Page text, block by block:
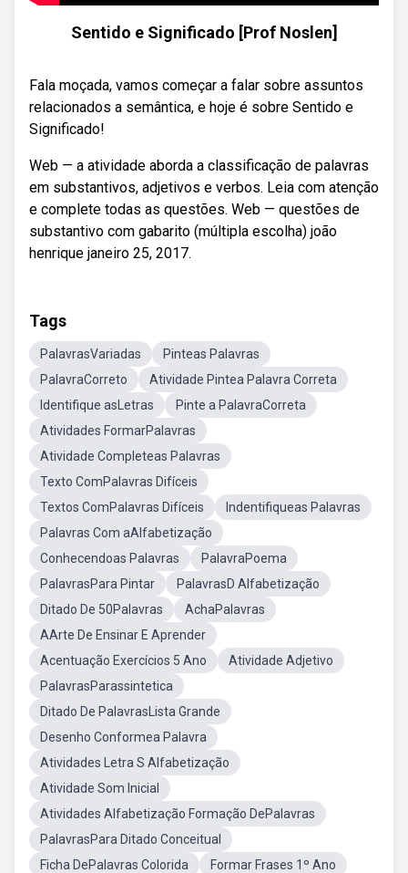
Sentido e Significado [Prof Noslen]
Fala moçada, vamos começar a falar sobre assuntos
relacionados a semântica, e hoje é sobre Sentido e
Significado!
Web — a atividade aborda a classificação de palavras
em substantivos, adjetivos e verbos. Leia com atenção
e complete todas as questões. Web — questões de
substantivo com gabarito (múltipla escolha) joão
henrique janeiro 25, 2017.
Tags
PalavrasVariadas
Pinteas Palavras
PalavraCorreto
Atividade Pintea Palavra Correta
Identifique asLetras
Pinte a PalavraCorreta
Atividades FormarPalavras
Atividade Completeas Palavras
Texto ComPalavras Difíceis
Textos ComPalavras Difíceis
Indentifiqueas Palavras
Palavras Com aAlfabetização
Conhecendoas Palavras
PalavraPoema
PalavrasPara Pintar
PalavrasD Alfabetização
Ditado De 50Palavras
AchaPalavras
AArte De Ensinar E Aprender
Acentuação Exercícios 5 Ano
Atividade Adjetivo
PalavrasParassintetica
Ditado De PalavrasLista Grande
Desenho Conformea Palavra
Atividades Letra S Alfabetização
Atividade Som Inicial
Atividades Alfabetização Formação DePalavras
PalavrasPara Ditado Conceitual
Ficha DePalavras Colorida
Formar Frases 1º Ano